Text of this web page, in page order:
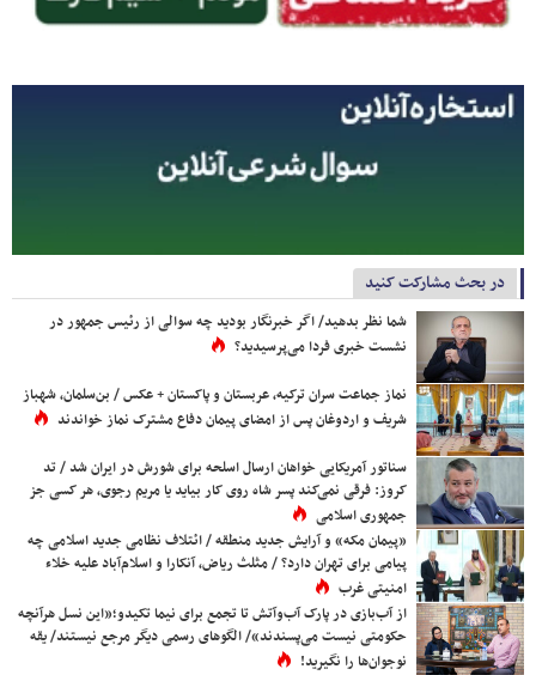
در بحث مشارکت کنید
شما نظر بدهید/ اگر خبرنگار بودید چه سوالی از رئیس جمهور در
نشست خبری فردا می‌پرسیدید؟
نماز جماعت سران ترکیه، عربستان و پاکستان + عکس / بن‌سلمان، شهباز
شریف و اردوغان پس از امضای پیمان دفاع مشترک نماز خواندند
سناتور آمریکایی خواهان ارسال اسلحه برای شورش در ایران شد / تد
کروز: فرقی نمی‌کند پسر شاه روی کار بیاید یا مریم رجوی، هر کسی جز
جمهوری اسلامی
«پیمان مکه» و آرایش جدید منطقه / ائتلاف نظامی جدید اسلامی چه
پیامی برای تهران دارد؟ / مثلث ریاض، آنکارا و اسلام‌آباد علیه خلاء
امنیتی غرب
از آب‌بازی در پارک آب‌وآتش تا تجمع برای نیما تکیدو؛«این نسل هرآنچه
حکومتی نیست می‌پسندند»/ الگوهای رسمی دیگر مرجع نیستند/ یقه
نوجوان‌ها را نگیرید!